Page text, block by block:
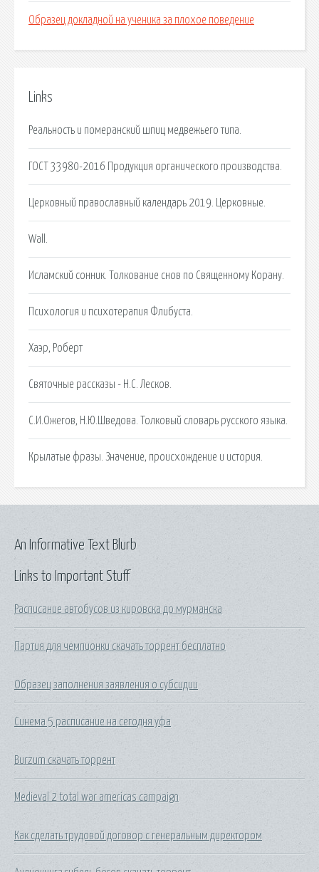
Образец докладной на ученика за плохое поведение
Links
Реальность и померанский шпиц медвежьего типа.
ГОСТ 33980-2016 Продукция органического производства.
Церковный православный календарь 2019. Церковные.
Wall.
Исламский сонник. Толкование снов по Священному Корану.
Психология и психотерапия Флибуста.
Хаэр, Роберт
Святочные рассказы - Н.С. Лесков.
С.И.Ожегов, Н.Ю.Шведова. Толковый словарь русского языка.
Крылатые фразы. Значение, происхождение и история.
Links to Important Stuff
Расписание автобусов из кировска до мурманска
Партия для чемпионки скачать торрент бесплатно
Образец заполнения заявления о субсидии
Синема 5 расписание на сегодня уфа
Burzum скачать торрент
Medieval 2 total war americas campaign
Как сделать трудовой договор с генеральным директором
An Informative Text Blurb